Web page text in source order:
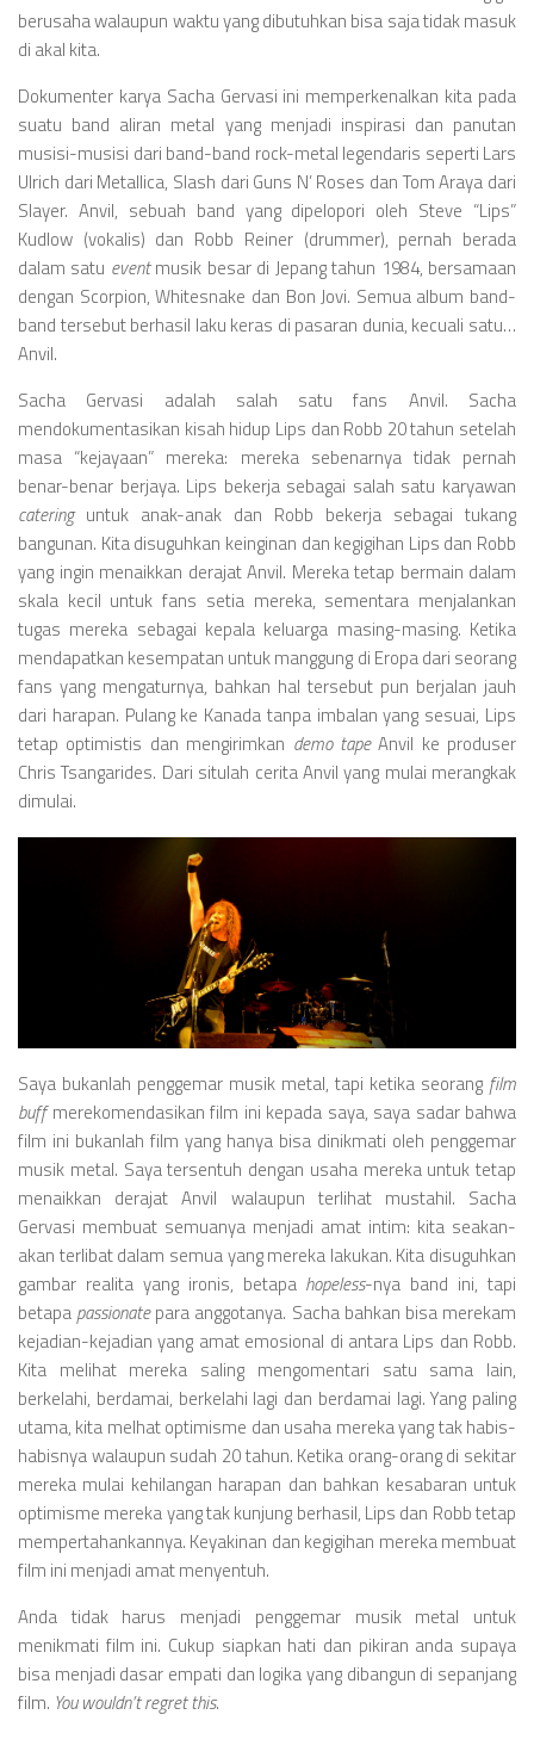
Television
Games
berusaha walaupun waktu yang dibutuhkan bisa saja tidak masuk
di akal kita.
Dokumenter karya Sacha Gervasi ini memperkenalkan kita pada
suatu band aliran metal yang menjadi inspirasi dan panutan
musisi-musisi dari band-band rock-metal legendaris seperti Lars
Ulrich dari Metallica, Slash dari Guns N’ Roses dan Tom Araya dari
Slayer. Anvil, sebuah band yang dipelopori oleh Steve “Lips”
Kudlow (vokalis) dan Robb Reiner (drummer), pernah berada
dalam satu eventmusik besar di Jepang tahun 1984, bersamaan
dengan Scorpion, Whitesnake dan Bon Jovi. Semua album band-
band tersebut berhasil laku keras di pasaran dunia, kecuali satu…
Anvil.
Sacha Gervasi adalah salah satu fans Anvil. Sacha
mendokumentasikan kisah hidup Lips dan Robb 20 tahun setelah
masa “kejayaan” mereka: mereka sebenarnya tidak pernah
benar-benar berjaya. Lips bekerja sebagai salah satu karyawan
catering untuk anak-anak dan Robb bekerja sebagai tukang
bangunan. Kita disuguhkan keinginan dan kegigihan Lips dan Robb
yang ingin menaikkan derajat Anvil. Mereka tetap bermain dalam
skala kecil untuk fans setia mereka, sementara menjalankan
tugas mereka sebagai kepala keluarga masing-masing. Ketika
mendapatkan kesempatan untuk manggung di Eropa dari seorang
fans yang mengaturnya, bahkan hal tersebut pun berjalan jauh
dari harapan. Pulang ke Kanada tanpa imbalan yang sesuai, Lips
tetap optimistis dan mengirimkan demo tapeAnvil ke produser
Chris Tsangarides. Dari situlah cerita Anvil yang mulai merangkak
dimulai.
Saya bukanlah penggemar musik metal, tapi ketika seorang film
buffmerekomendasikan film ini kepada saya, saya sadar bahwa
film ini bukanlah film yang hanya bisa dinikmati oleh penggemar
musik metal. Saya tersentuh dengan usaha mereka untuk tetap
menaikkan derajat Anvil walaupun terlihat mustahil. Sacha
Gervasi membuat semuanya menjadi amat intim: kita seakan-
akan terlibat dalam semua yang mereka lakukan. Kita disuguhkan
gambar realita yang ironis, betapa hopeless-nya band ini, tapi
betapa passionatepara anggotanya. Sacha bahkan bisa merekam
kejadian-kejadian yang amat emosional di antara Lips dan Robb.
Kita melihat mereka saling mengomentari satu sama lain,
berkelahi, berdamai, berkelahi lagi dan berdamai lagi. Yang paling
utama, kita melhat optimisme dan usaha mereka yang tak habis-
habisnya walaupun sudah 20 tahun. Ketika orang-orang di sekitar
mereka mulai kehilangan harapan dan bahkan kesabaran untuk
optimisme mereka yang tak kunjung berhasil, Lips dan Robb tetap
mempertahankannya. Keyakinan dan kegigihan mereka membuat
film ini menjadi amat menyentuh.
Anda tidak harus menjadi penggemar musik metal untuk
menikmati film ini. Cukup siapkan hati dan pikiran anda supaya
bisa menjadi dasar empati dan logika yang dibangun di sepanjang
film. You wouldn’t regret this.